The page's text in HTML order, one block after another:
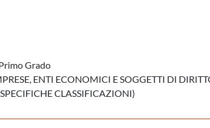
Grado
ENTI ECONOMICI E SOGGETTI DI
CLASSIFICAZIONI)